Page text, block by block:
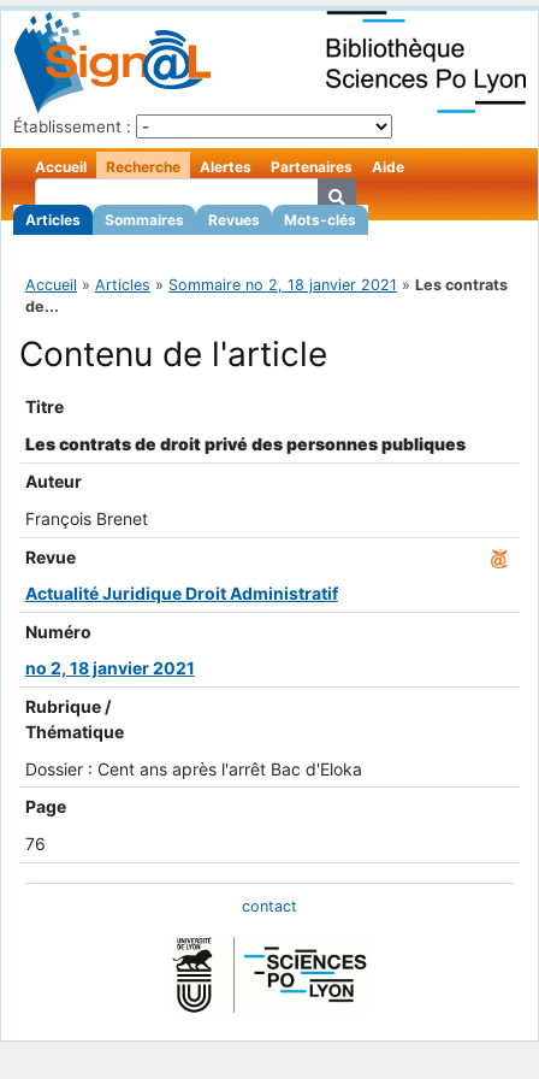
Établissement :
Accueil Recherche
Articles Sommaires Revues Mots-clés
Alertes Partenaires Aide
Accueil » Articles » Sommaire no 2, 18 janvier 2021 » Les contrats
de...
Contenu de l'article
Titre
Les contrats de droit privé des personnes publiques
Auteur
François Brenet
Revue
Actualité Juridique Droit Administratif
Numéro
no 2, 18 janvier 2021
Rubrique /
Thématique
Dossier : Cent ans après l'arrêt Bac d'Eloka
Page
76
contact